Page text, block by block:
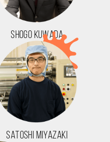
SHOGO KUWADA
SATOSHI MIYAZAKI